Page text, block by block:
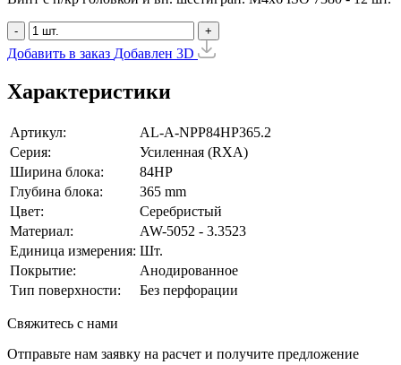
- +
Добавить в заказ Добавлен 3D
Характеристики
Артикул:
AL-A-NPP84HP365.2
Серия:
Усиленная (RXA)
Ширина блока:
84HP
Глубина блока:
365 mm
Цвет:
Серебристый
Материал:
AW-5052 - 3.3523
Единица измерения: Шт.
Покрытие:
Анодированное
Тип поверхности:
Без перфорации
Свяжитесь с нами
Отправьте нам заявку на расчет и получите предложение